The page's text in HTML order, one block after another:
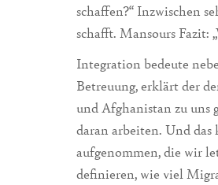
schaffen?“ Inzwischen
schafft. Mansours Fazit:
Integration bedeute
Betreuung, erklärt der
und Afghanistan zu uns
daran arbeiten. Und
aufgenommen, die wir
definieren, wie viel